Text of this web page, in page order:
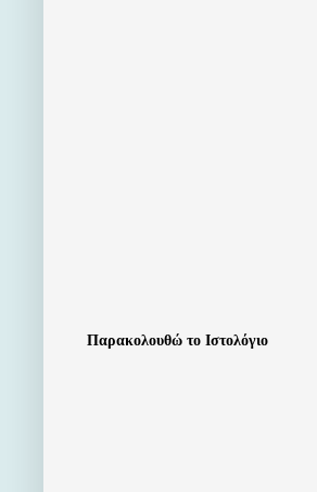
Παρακολουθώ το Ιστολόγιο